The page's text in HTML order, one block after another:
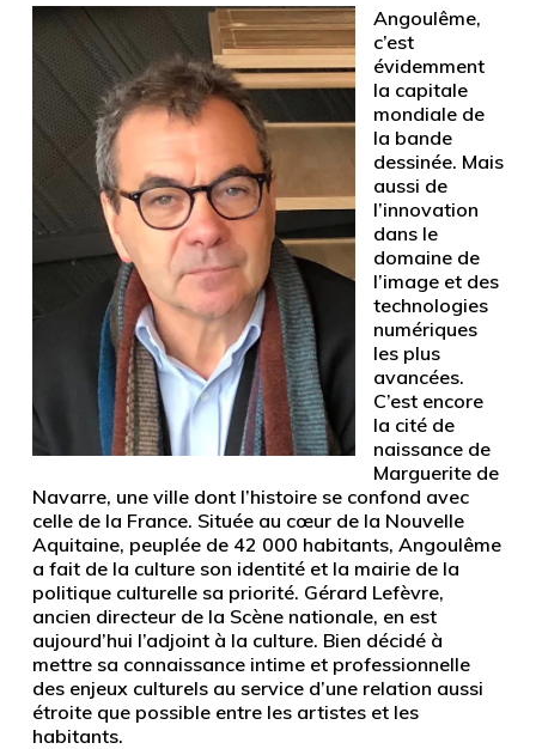
Angoulême,
c’est
évidemment
la capitale
mondiale de
la bande
dessinée. Mais
aussi de
l’innovation
dans le
domaine de
l’image et des
technologies
numériques
les plus
avancées.
C’est encore
la cité de
naissance de
Marguerite de
Navarre, une ville dont l’histoire se confond avec
celle de la France. Située au cœur de la Nouvelle
Aquitaine, peuplée de 42 000 habitants, Angoulême
a fait de la culture son identité et la mairie de la
politique culturelle sa priorité. Gérard Lefèvre,
ancien directeur de la Scène nationale, en est
aujourd’hui l’adjoint à la culture. Bien décidé à
mettre sa connaissance intime et professionnelle
des enjeux culturels au service d’une relation aussi
étroite que possible entre les artistes et les
habitants.